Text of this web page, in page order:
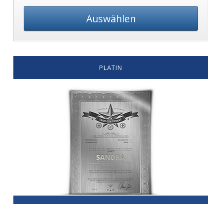
Auswählen
PLATIN